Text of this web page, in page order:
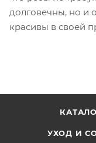
долговечны, но и
красивы в своей
УХОД И